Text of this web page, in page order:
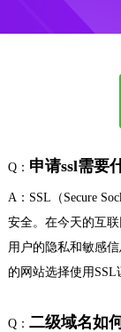
Q： 申请ssl需要
A：SSL（Secure
安全。在今天的互
用户的隐私和敏感
的网站选择使用
Q： 二级域名如